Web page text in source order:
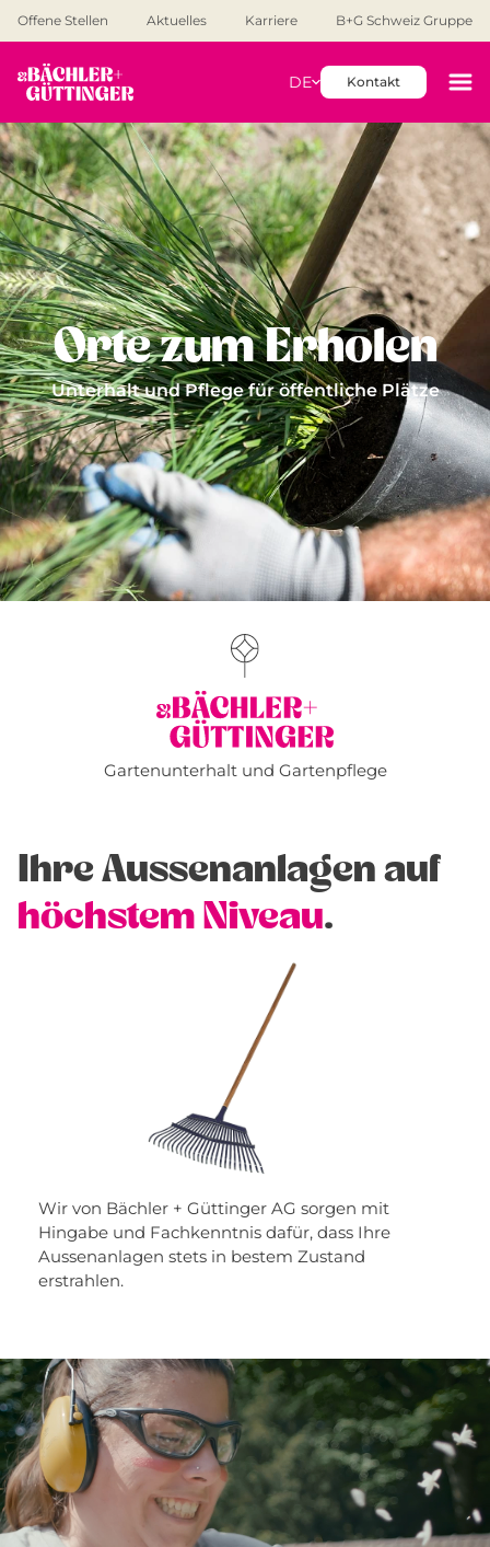
Offene Stellen Aktuelles Karriere B+G Schweiz Gruppe
DE Kontakt
Orte zum Erholen
Unterhalt und Pflege für öffentliche Plätze
Gartenunterhalt und Gartenpflege
Ihre Aussenanlagen auf
höchstem Niveau.
Wir von Bächler + Güttinger AG sorgen mit
Hingabe und Fachkenntnis dafür, dass Ihre
Aussenanlagen stets in bestem Zustand
erstrahlen.